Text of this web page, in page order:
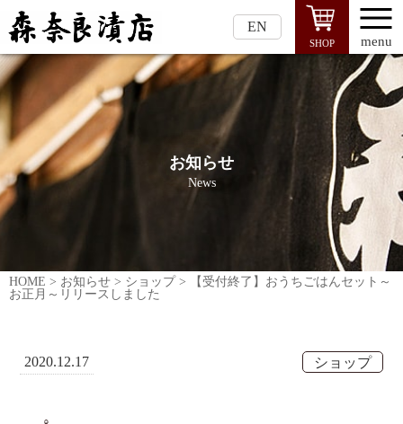
EN
SHOP menu
お知らせ
News
HOME > お知らせ > ショップ>
【受付終了】おうちごはんセット～
お正月～リリースしました
2020.12.17 ショップ